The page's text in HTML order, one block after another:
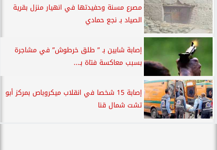
مصرع مسنة وحفيدتها في انهيار منزل بقرية
الصياد بـ نجع حمادي
إصابة شابين بـ ” طلق خرطوش” في مشاجرة
بسبب معاكسة فتاة بـ...
إصابة 15 شخصا في انقلاب ميكروباص بمركز أبو
تشت شمال قنا